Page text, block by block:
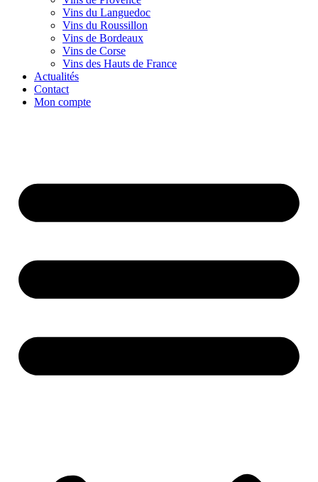
Vins du Languedoc
Vins du Roussillon
Vins de Bordeaux
Vins de Corse
Vins des Hauts de France
Actualités
Contact
Mon compte